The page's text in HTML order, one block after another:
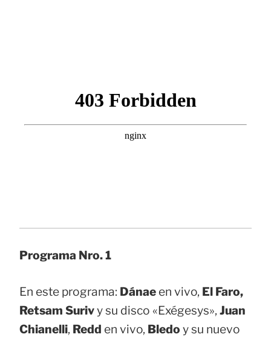
Programa Nro. 1
En este programa: Dánae en vivo, El Faro,
Retsam Surivy su disco «Exégesys», Juan
Chianelli, Redd en vivo, Bledo y su nuevo